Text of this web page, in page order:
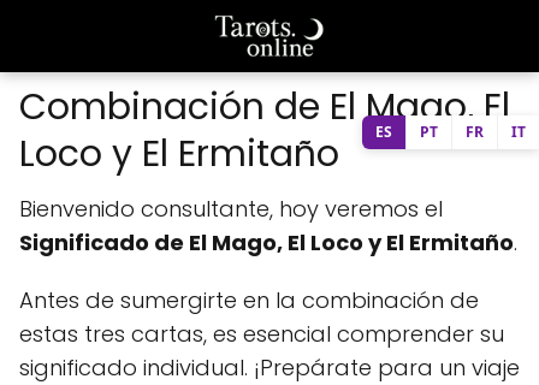
Combinación de El Mago, El
Loco y El Ermitaño
Bienvenido consultante, hoy veremos el
Significado de El Mago, El Loco y El Ermitaño.
Antes de sumergirte en la combinación de
estas tres cartas, es esencial comprender su
significado individual. ¡Prepárate para un viaje
ES PT FR IT